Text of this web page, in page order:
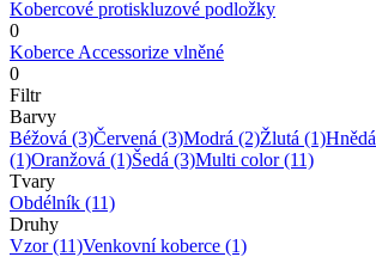
Kobercové protiskluzové podložky
0
Koberce Accessorize vlněné
0
Filtr
Barvy
Béžová (3)Červená (3)Modrá (2)Žlutá (1)Hnědá
(1)Oranžová (1)Šedá (3)Multi color(11)
Tvary
Obdélník (11)
Druhy
Vzor(11)Venkovní koberce (1)